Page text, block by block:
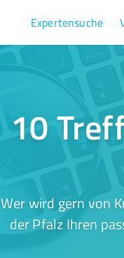
Expertensuche
10
Wer wird gern von
der Pfalz Ihren